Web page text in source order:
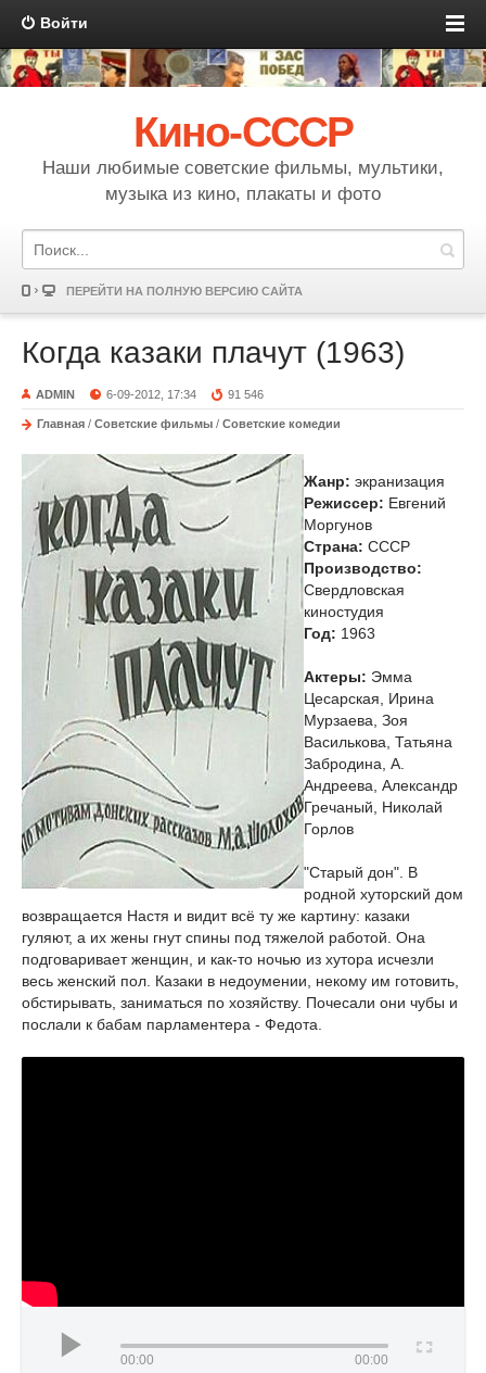
Войти
Кино-СССР
Наши любимые советские фильмы, мультики,
музыка из кино, плакаты и фото
ПЕРЕЙТИ НА ПОЛНУЮ ВЕРСИЮ САЙТА
Когда казаки плачут (1963)
ADMIN 6-09-2012, 17:34 91 546
Главная / Советские фильмы / Советские комедии
Жанр: экранизация
Режиссер: Евгений
Моргунов
Страна: СССР
Производство:
Свердловская
киностудия
Год: 1963
Актеры: Эмма
Цесарская, Ирина
Мурзаева, Зоя
Василькова, Татьяна
Забродина, А.
Андреева, Александр
Гречаный, Николай
Горлов
"Старый дон". В
родной хуторский дом
возвращается Настя и видит всё ту же картину: казаки
гуляют, а их жены гнут спины под тяжелой работой. Она
подговаривает женщин, и как-то ночью из хутора исчезли
весь женский пол. Казаки в недоумении, некому им готовить,
обстирывать, заниматься по хозяйству. Почесали они чубы и
послали к бабам парламентера - Федота.
00:00 00:00